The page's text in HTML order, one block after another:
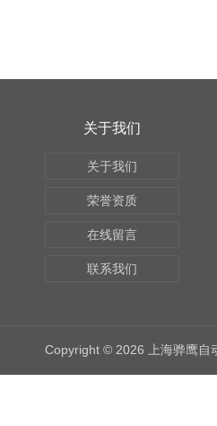
关于我们
关于我们
荣誉资质
在线留言
联系我们
Copyright © 2026 上海骅鹰自